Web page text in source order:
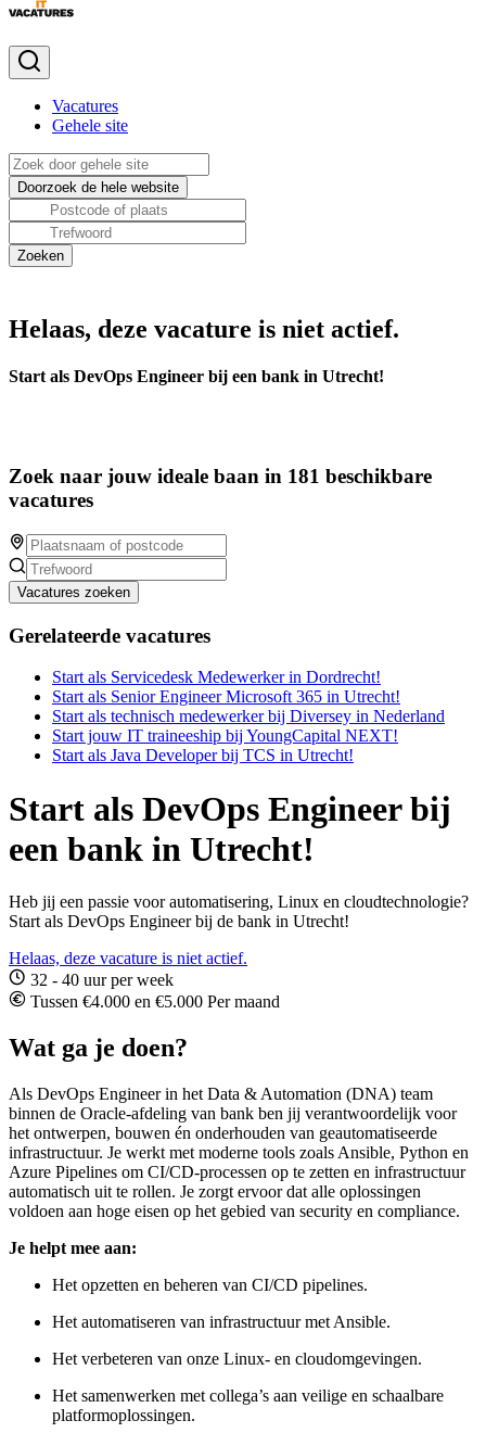
Vacatures
Gehele site
Helaas, deze vacature is niet actief.
Start als DevOps Engineer bij een bank in Utrecht!
Zoek naar jouw ideale baan in 181 beschikbare
vacatures
Vacatures zoeken
Gerelateerde vacatures
Start als Servicedesk Medewerker in Dordrecht!
Start als Senior Engineer Microsoft 365 in Utrecht!
Start als technisch medewerker bij Diversey in Nederland
Start jouw IT traineeship bij YoungCapital NEXT!
Start als Java Developer bij TCS in Utrecht!
Start als DevOps Engineer bij
een bank in Utrecht!
Heb jij een passie voor automatisering, Linux en cloudtechnologie?
Start als DevOps Engineer bij de bank in Utrecht!
Helaas, deze vacature is niet actief.
32 - 40 uur per week
Tussen €4.000 en €5.000 Per maand
Wat ga je doen?
Als DevOps Engineer in het Data & Automation (DNA) team
binnen de Oracle-afdeling van bank ben jij verantwoordelijk voor
het ontwerpen, bouwen én onderhouden van geautomatiseerde
infrastructuur. Je werkt met moderne tools zoals Ansible, Python en
Azure Pipelines om CI/CD-processen op te zetten en infrastructuur
automatisch uit te rollen. Je zorgt ervoor dat alle oplossingen
voldoen aan hoge eisen op het gebied van security en compliance.
Je helpt mee aan:
Het opzetten en beheren van CI/CD pipelines.
Het automatiseren van infrastructuur met Ansible.
Het verbeteren van onze Linux- en cloudomgevingen.
Het samenwerken met collega’s aan veilige en schaalbare
platformoplossingen.